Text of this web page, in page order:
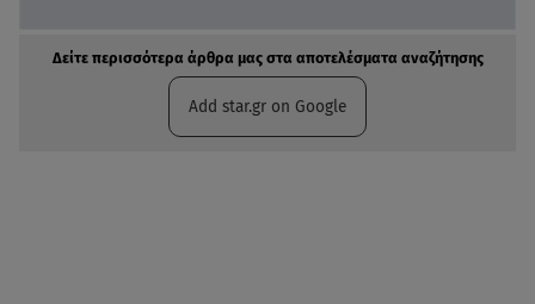
Δείτε περισσότερα άρθρα μας στα αποτελέσματα αναζήτησης
Add star.gr on Google